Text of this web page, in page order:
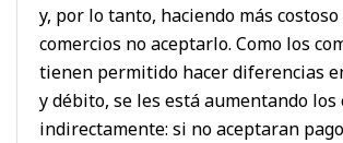
y, por lo tanto, haciendo más
comercios no aceptarlo. Como los
tienen permitido hacer diferencias
y débito, se les está aumentando los
indirectamente: si no aceptaran